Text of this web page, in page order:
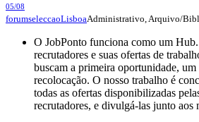
05/08
forumseleccaoLisboaAdministrativo, Arquivo/
O JobPonto funciona como um
recrutadores e suas ofertas de
buscam a primeira oportunidade,
recolocação. O nosso trabalho é
todas as ofertas disponibilizadas
recrutadores, e divulgá-las junto aos